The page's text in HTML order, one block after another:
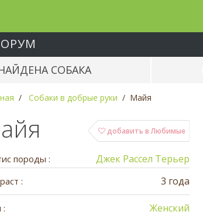
СОБАКА
Собаки в добрые руки Майя
добавить в Любимые
породы : Джек Рассел Терьер
: 3 года
: Женский